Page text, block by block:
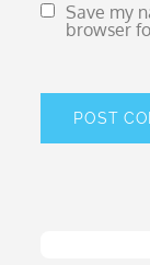
Save my
browser